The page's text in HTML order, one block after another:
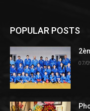
POPULAR POSTS
07/